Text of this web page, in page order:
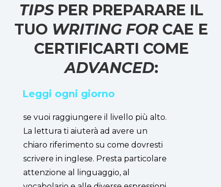
TIPSPER PREPARARE IL
TUO WRITING FOR CAE E
CERTIFICARTI COME
ADVANCED:
Leggi ogni giorno
se vuoi raggiungere il livello più alto.
La lettura ti aiuterà ad avere un
chiaro riferimento su come dovresti
scrivere in inglese. Presta particolare
attenzione al linguaggio, al